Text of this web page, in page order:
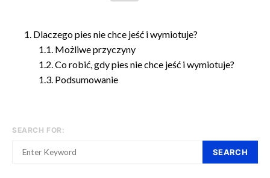
Dlaczego pies nie chce jeść i wymiotuje?
Możliwe przyczyny
Co robić, gdy pies nie chce jeść i wymiotuje?
Podsumowanie
SEARCH FOR:
SEARCH